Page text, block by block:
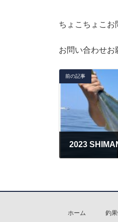
ちょこちょこお
お問い合わせお
前の記事
ホーム 釣